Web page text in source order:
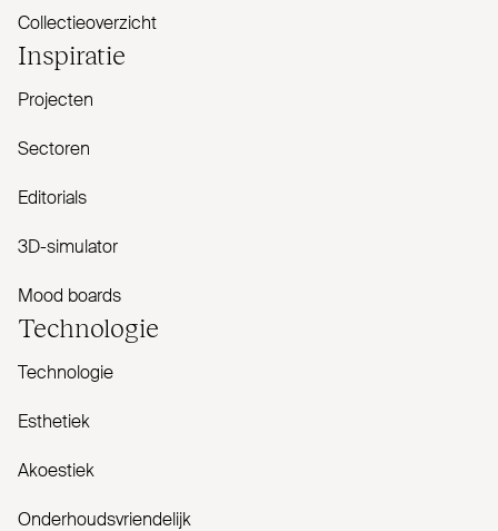
Collectieoverzicht
Inspiratie
Projecten
Sectoren
Editorials
3D-simulator
Mood boards
Tech­nologie
Technologie
Esthetiek
Akoestiek
Onderhoudsvriendelijk